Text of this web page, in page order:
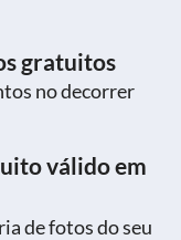
gratuitos
no decorrer
válido em
de fotos do seu